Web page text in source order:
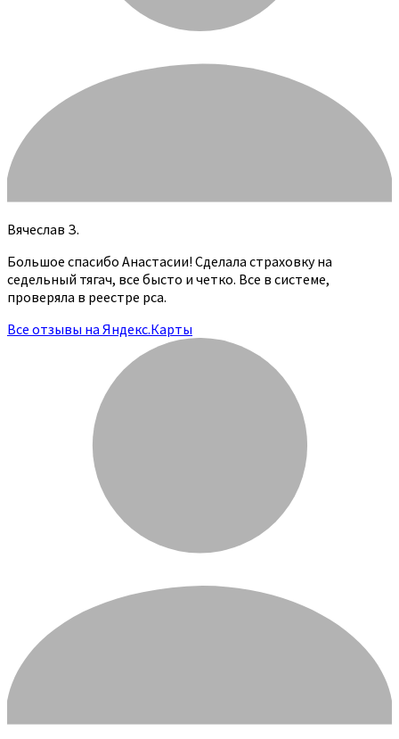
Вячеслав З.
Большое спасибо Анастасии! Сделала страховку на
седельный тягач, все бысто и четко. Все в системе,
проверяла в реестре рса.
Все отзывы на Яндекс.Карты